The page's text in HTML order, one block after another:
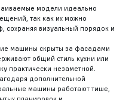
модели идеально
так как их можно
сохраняя визуальный порядок и
машины скрыты за фасадами
общий стиль кухни или
практически незаметной.
дополнительной
машины работают тише,